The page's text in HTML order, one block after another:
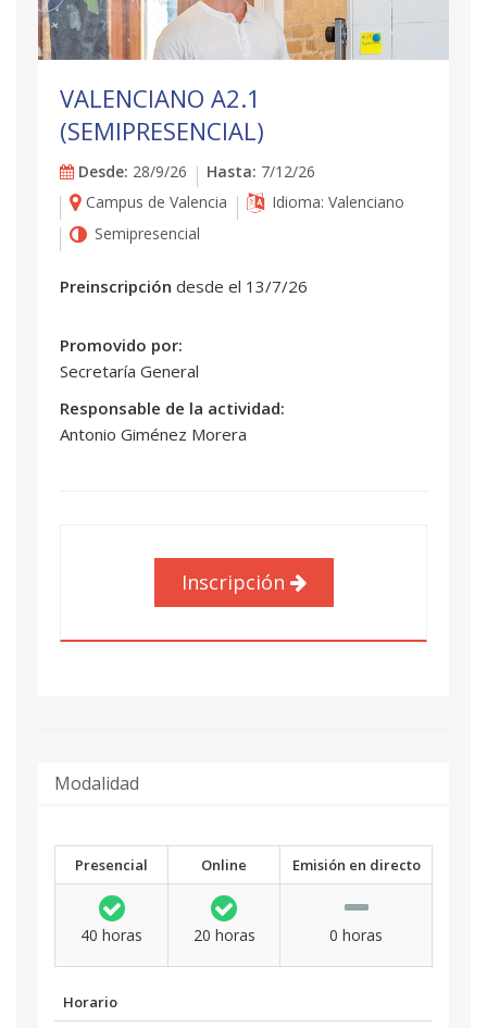
VALENCIANO A2.1
(SEMIPRESENCIAL)
Desde: 28/9/26 Hasta: 7/12/26
Campus de Valencia
Idioma: Valenciano
Semipresencial
Preinscripción desde el 13/7/26
Promovido por:
Secretaría General
Responsable de la actividad:
Antonio Giménez Morera
Inscripción
Modalidad
Presencial Online Emisión en directo
40 horas 20 horas 0 horas
Horario